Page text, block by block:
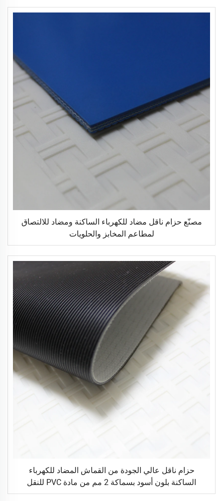
مصنّع حزام ناقل مضاد للكهرباء الساكنة ومضاد للالتصاق
لمطاعم المخابز والحلويات
حزام ناقل عالي الجودة من القماش المضاد للكهرباء
الساكنة بلون أسود بسماكة 2 مم من مادة PVC للنقل
اللوجستي مباشرة من المصنع